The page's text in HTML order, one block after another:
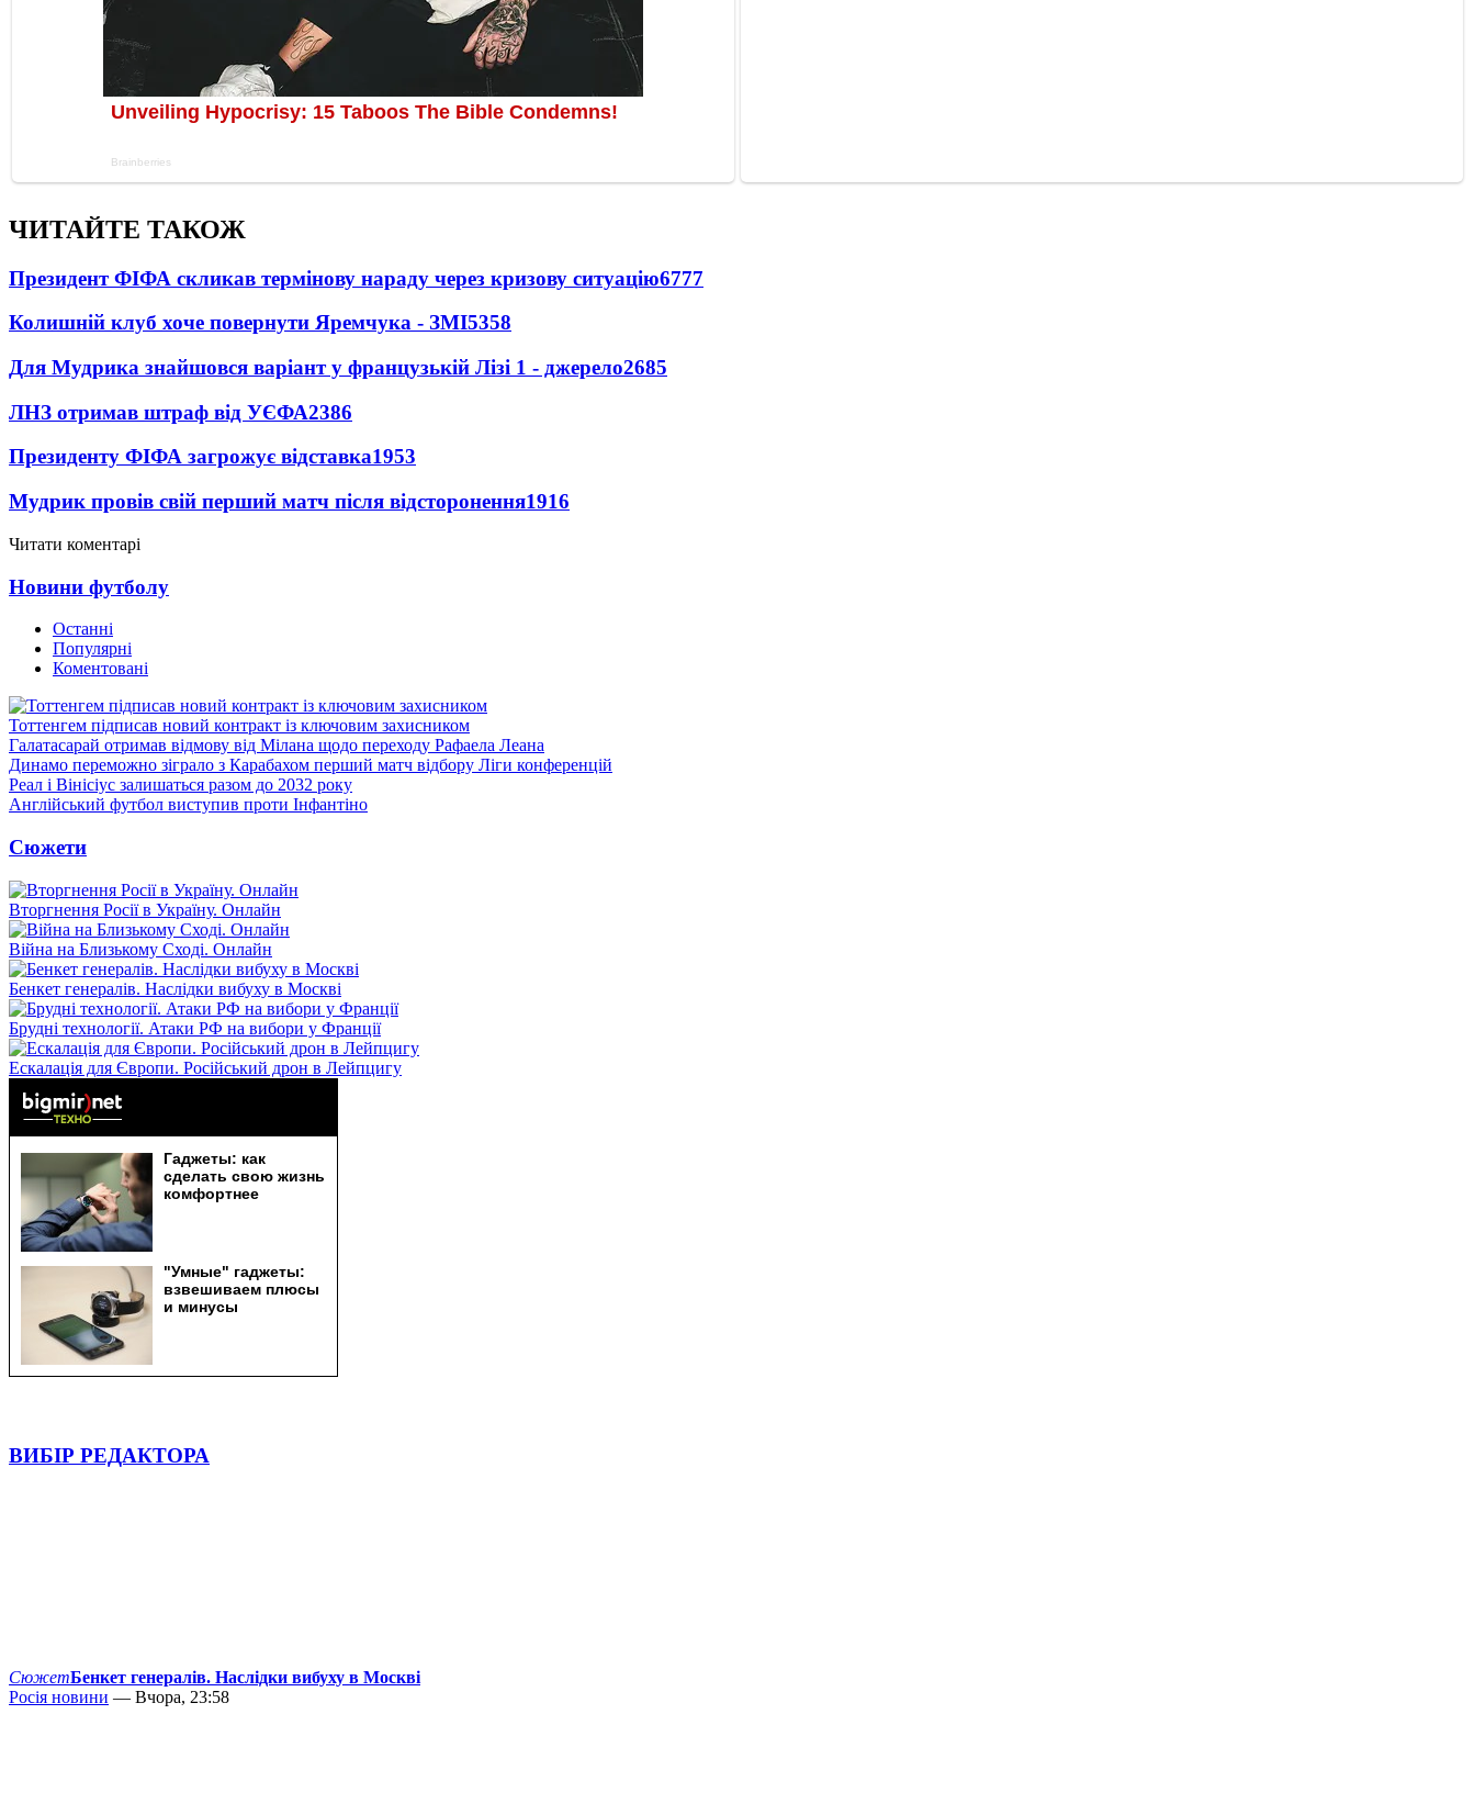
ЧИТАЙТЕ ТАКОЖ
Президент ФІФА скликав термінову нараду через кризову ситуацію6777
Колишній клуб хоче повернути Яремчука - ЗМІ5358
Для Мудрика знайшовся варіант у французькій Лізі 1 - джерело2685
ЛНЗ отримав штраф від УЄФА2386
Президенту ФІФА загрожує відставка1953
Мудрик провів свій перший матч після відсторонення1916
Читати коментарі
Новини футболу
Останні
Популярні
Коментовані
Тоттенгем підписав новий контракт із ключовим захисником
Галатасарай отримав відмову від Мілана щодо переходу Рафаела Леана
Динамо переможно зіграло з Карабахом перший матч відбору Ліги конференцій
Реал і Вінісіус залишаться разом до 2032 року
Англійський футбол виступив проти Інфантіно
Сюжети
Вторгнення Росії в Україну. Онлайн
Війна на Близькому Сході. Онлайн
Бенкет генералів. Наслідки вибуху в Москві
Брудні технології. Атаки РФ на вибори у Франції
Ескалація для Європи. Російський дрон в Лейпцигу
ВИБІР РЕДАКТОРА
СюжетБенкет генералів. Наслідки вибуху в Москві
Росія новини — Вчора, 23:58